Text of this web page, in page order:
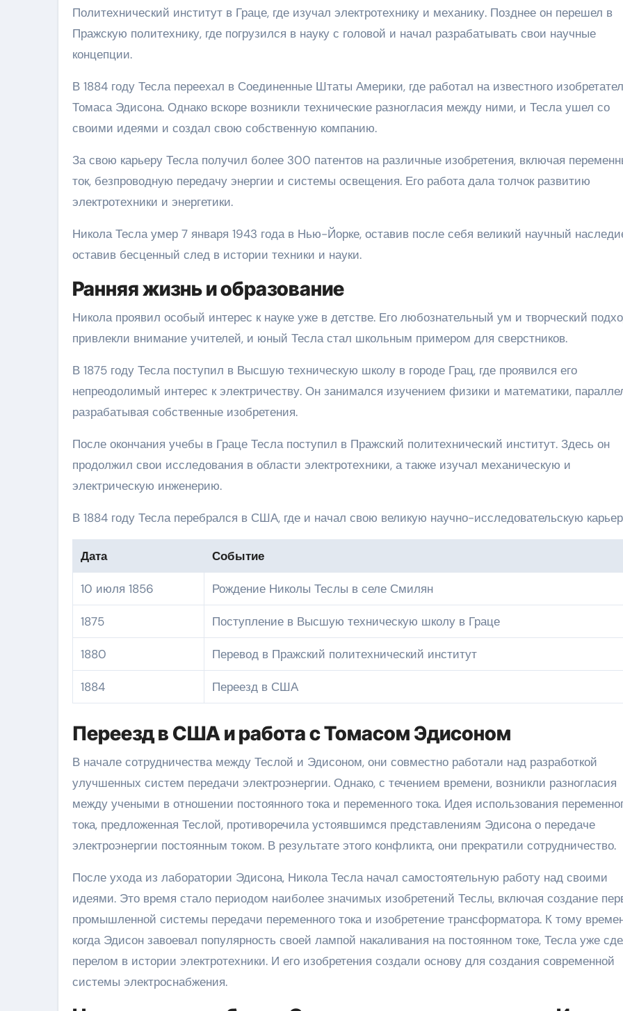
Политехнический институт в Граце, где изучал электротехнику и механику. Позднее он перешел в
Пражскую политехнику, где погрузился в науку с головой и начал разрабатывать свои научные
концепции.
В 1884 году Тесла переехал в Соединенные Штаты Америки, где работал на известного
Томаса Эдисона. Однако вскоре возникли технические разногласия между ними, и Тесла ушел со
своими идеями и создал свою собственную компанию.
За свою карьеру Тесла получил более 300 патентов на различные изобретения, включая
ток, безпроводную передачу энергии и системы освещения. Его работа дала толчок развитию
электротехники и энергетики.
Никола Тесла умер 7 января 1943 года в Нью-Йорке, оставив после себя великий научный
оставив бесценный след в истории техники и науки.
Ранняя жизнь и образование
Никола проявил особый интерес к науке уже в детстве. Его любознательный ум и творческий
привлекли внимание учителей, и юный Тесла стал школьным примером для сверстников.
В 1875 году Тесла поступил в Высшую техническую школу в городе Грац, где проявился его
непреодолимый интерес к электричеству. Он занимался изучением физики и математики,
разрабатывая собственные изобретения.
После окончания учебы в Граце Тесла поступил в Пражский политехнический институт. Здесь он
продолжил свои исследования в области электротехники, а также изучал механическую и
электрическую инженерию.
В 1884 году Тесла перебрался в США, где и начал свою великую научно-исследовательскую
Дата Событие
10 июля 1856 Рождение Николы Теслы в селе Смилян
1875 Поступление в Высшую техническую школу в Граце
1880 Перевод в Пражский политехнический институт
1884 Переезд в США
Переезд в США и работа с Томасом Эдисоном
В начале сотрудничества между Теслой и Эдисоном, они совместно работали над разработкой
улучшенных систем передачи электроэнергии. Однако, с течением времени, возникли разногласия
между учеными в отношении постоянного тока и переменного тока. Идея использования
тока, предложенная Теслой, противоречила устоявшимся представлениям Эдисона о передаче
электроэнергии постоянным током. В результате этого конфликта, они прекратили сотрудничество.
После ухода из лаборатории Эдисона, Никола Тесла начал самостоятельную работу над своими
идеями. Это время стало периодом наиболее значимых изобретений Теслы, включая создание
промышленной системы передачи переменного тока и изобретение трансформатора. К тому
когда Эдисон завоевал популярность своей лампой накаливания на постоянном токе, Тесла уже
перелом в истории электротехники. И его изобретения создали основу для создания современной
системы электроснабжения.